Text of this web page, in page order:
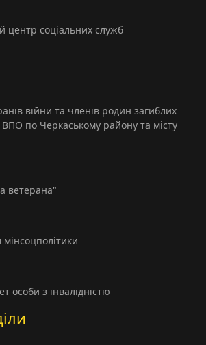
центр соціальних служб
війни та членів родин загиблих
ВПО по Черкаському району та місту
ветерана"
особи з інвалідністю